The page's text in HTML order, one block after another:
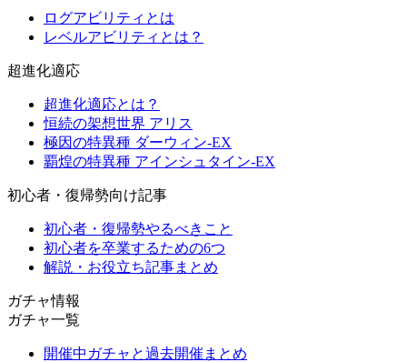
ログアビリティとは
レベルアビリティとは？
超進化適応
超進化適応とは？
恒続の架想世界 アリス
極因の特異種 ダーウィン-EX
覇煌の特異種 アインシュタイン-EX
初心者・復帰勢向け記事
初心者・復帰勢やるべきこと
初心者を卒業するための6つ
解説・お役立ち記事まとめ
ガチャ情報
ガチャ一覧
開催中ガチャと過去開催まとめ